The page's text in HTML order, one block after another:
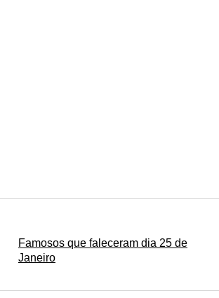
Famosos que faleceram dia 25 de
Janeiro